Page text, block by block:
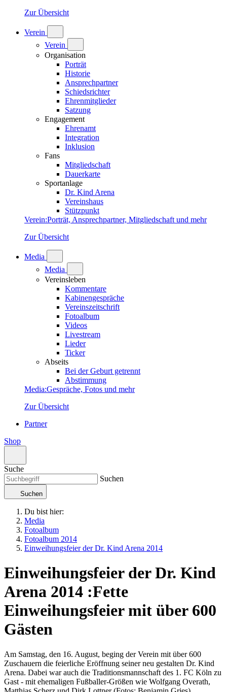
Zur Übersicht
Verein
Verein
Organisation
Porträt
Historie
Ansprechpartner
Schiedsrichter
Ehrenmitglieder
Satzung
Engagement
Ehrenamt
Integration
Inklusion
Fans
Mitgliedschaft
Dauerkarte
Sportanlage
Dr. Kind Arena
Vereinshaus
Stützpunkt
Verein:Porträt, Ansprechpartner, Mitgliedschaft und mehr
Zur Übersicht
Media
Media
Vereinsleben
Kommentare
Kabinengespräche
Vereinszeitschrift
Fotoalbum
Videos
Livestream
Lieder
Ticker
Abseits
Bei der Geburt getrennt
Abstimmung
Media:Gespräche, Fotos und mehr
Zur Übersicht
Partner
Shop
Suche
Suchen
Suchen
Du bist hier:
Media
Fotoalbum
Fotoalbum 2014
Einweihungsfeier der Dr. Kind Arena 2014
Einweihungsfeier der Dr. Kind
Arena 2014 :Fette
Einweihungsfeier mit über 600
Gästen
Am Samstag, den 16. August, beging der Verein mit über 600
Zuschauern die feierliche Eröffnung seiner neu gestalten Dr. Kind
Arena. Dabei war auch die Traditionsmannschaft des 1. FC Köln zu
Gast - mit ehemaligen Fußballer-Größen wie Wolfgang Overath,